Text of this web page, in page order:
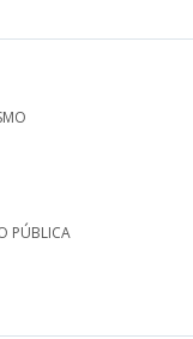
PÚBLICA